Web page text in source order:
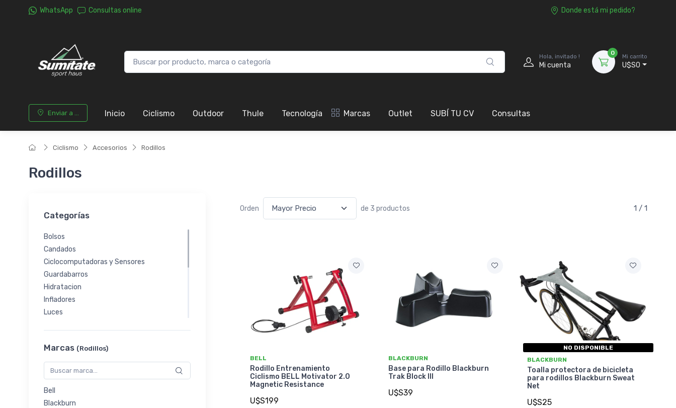
WhatsApp Consultas online Donde está mi pedido?
Hola, invitado !
Mi cuenta
0
Mi carrito
U$S0
Enviar a ... Inicio Ciclismo Outdoor Thule Tecnología Marcas Outlet SUBÍ TU CV Consultas
Ciclismo Accesorios Rodillos
Rodillos
Categorías
Bolsos
Candados
Ciclocomputadoras y Sensores
Guardabarros
Hidratacion
Infladores
Luces
Protectores de Cuadro
Puños
Rodillos
Soporte y Almacenamiento
Trailer y Sillas de Niño
Marcas (Rodillos)
Bell
Blackburn
Orden de 3 productos 1 / 1
BELL
Rodillo Entrenamiento
Ciclismo BELL Motivator 2.0
Magnetic Resistance
U$S199
BLACKBURN
Base para Rodillo Blackburn
Trak Block III
U$S39
NO DISPONIBLE
BLACKBURN
Toalla protectora de bicicleta
para rodillos Blackburn Sweat
Net
U$S25